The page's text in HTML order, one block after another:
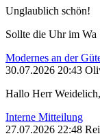
Unglaublich schön!
Sollte die Uhr im Wa
Modernes an der
30.07.2026 20:43
Hallo Herr
Interne Mitteilung
27.07.2026 22:48